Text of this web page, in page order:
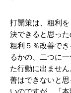
打開策は、粗利
決できると思った
粗利５％改善で
るかの、二つに
た行動に出ませ
善はできないと